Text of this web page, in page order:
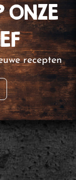
ONZE
recepten